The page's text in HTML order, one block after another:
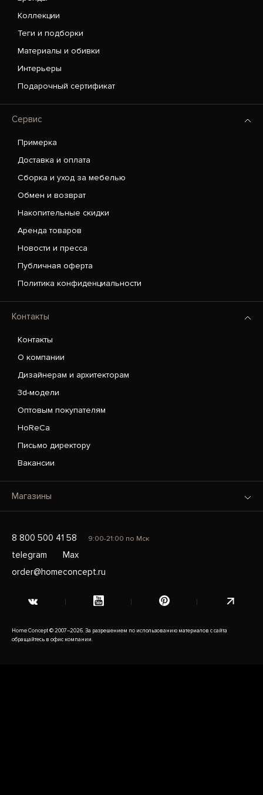
Коллекции
Теги и подборки
Материалы и обивки
Интерьеры
Подарочный сертификат
Сервис
Примерка
Доставка и оплата
Сборка и уход за мебелью
Обмен и возврат
Накопительные скидки
Аренда товаров
Новости и пресса
Публичная оферта
Политика конфиденциальности
Контакты
Контакты
О компании
Дизайнерам и архитекторам
3d-модели
Оптовым покупателям
HoReCa
Письмо директору
Вакансии
Магазины
8 800 500 41 58 9:00-21:00 по Мск
telegram
Max
order@homeconcept.ru
Home Concept © 2007–2026. За разрешением по использованию материалов с сайта
обращайтесь в офис компании.